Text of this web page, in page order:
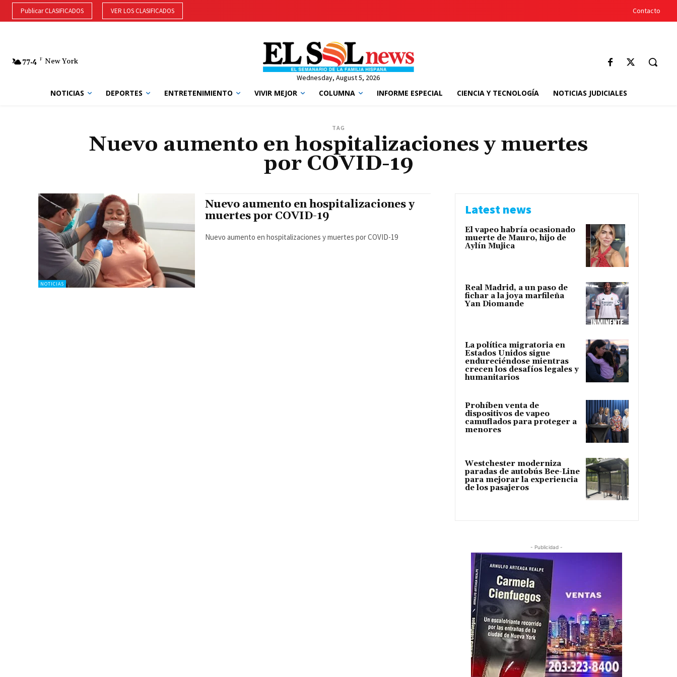
Publicar CLASIFICADOS VER LOS CLASIFICADOS Contacto
77.4 F New York
Wednesday, August 5, 2026
NOTICIAS DEPORTES ENTRETENIMIENTO VIVIR MEJOR COLUMNA INFORME ESPECIAL CIENCIA Y TECNOLOGÍA NOTICIAS JUDICIALES
TAG
Nuevo aumento en hospitalizaciones y muertes
por COVID-19
NOTICIAS
Nuevo aumento en hospitalizaciones y
muertes por COVID-19
Nuevo aumento en hospitalizaciones y muertes por COVID-19
Latest news
El vapeo habría ocasionado
muerte de Mauro, hijo de
Aylín Mujica
Real Madrid, a un paso de
fichar a la joya marfileña
Yan Diomande
La política migratoria en
Estados Unidos sigue
endureciéndose mientras
crecen los desafíos legales y
humanitarios
Prohíben venta de
dispositivos de vapeo
camuflados para proteger a
menores
Westchester moderniza
paradas de autobús Bee-Line
para mejorar la experiencia
de los pasajeros
- Publicidad -